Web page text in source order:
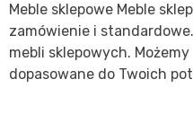
Meble sklepowe Meble
zamówienie i
mebli sklepowych.
dopasowane do Twoich